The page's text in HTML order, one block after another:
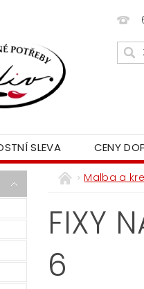
SLEVA CENY
Malba a
FIXY
6